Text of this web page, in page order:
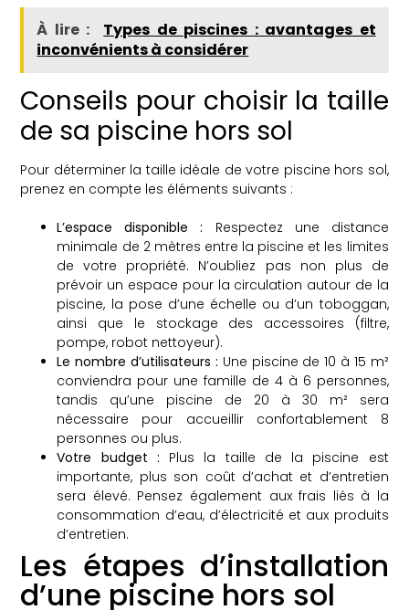
À lire :
Types de piscines : avantages et
inconvénients à considérer
Conseils pour choisir la taille
de sa piscine hors sol
Pour déterminer la taille idéale de votre piscine hors sol,
prenez en compte les éléments suivants :
L’espace disponible : Respectez une distance
minimale de 2 mètres entre la piscine et les limites
de votre propriété. N’oubliez pas non plus de
prévoir un espace pour la circulation autour de la
piscine, la pose d’une échelle ou d’un toboggan,
ainsi que le stockage des accessoires (filtre,
pompe, robot nettoyeur).
Le nombre d’utilisateurs : Une piscine de 10 à 15 m²
conviendra pour une famille de 4 à 6 personnes,
tandis qu’une piscine de 20 à 30 m² sera
nécessaire pour accueillir confortablement 8
personnes ou plus.
Votre budget : Plus la taille de la piscine est
importante, plus son coût d’achat et d’entretien
sera élevé. Pensez également aux frais liés à la
consommation d’eau, d’électricité et aux produits
d’entretien.
Les étapes d’installation
d’une piscine hors sol